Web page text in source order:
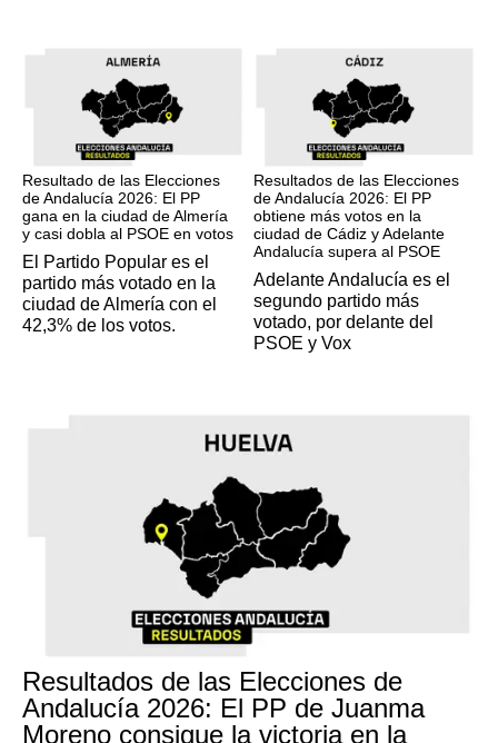
Resultado de las Elecciones
de Andalucía 2026: El PP
gana en la ciudad de Almería
y casi dobla al PSOE en votos
El Partido Popular es el
partido más votado en la
ciudad de Almería con el
42,3% de los votos.
Resultados de las Elecciones
de Andalucía 2026: El PP
obtiene más votos en la
ciudad de Cádiz y Adelante
Andalucía supera al PSOE
Adelante Andalucía es el
segundo partido más
votado, por delante del
PSOE y Vox
Resultados de las Elecciones de
Andalucía 2026: El PP de Juanma
Moreno consigue la victoria en la